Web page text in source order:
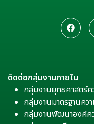
ติดต่อกลุ่มงานภายใน
กลุ่มงานยุทธศาสตร์
กลุ่มงานมาตรฐานคว
กลุ่มงานพัฒนาองค์ค